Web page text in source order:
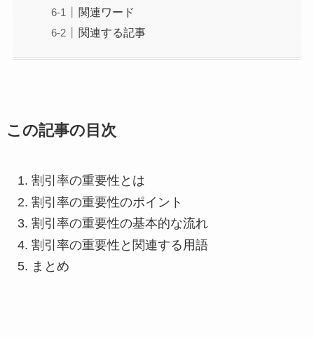
関連ワード
関連する記事
この記事の目次
割引率の重要性とは
割引率の重要性のポイント
割引率の重要性の基本的な流れ
割引率の重要性と関連する用語
まとめ